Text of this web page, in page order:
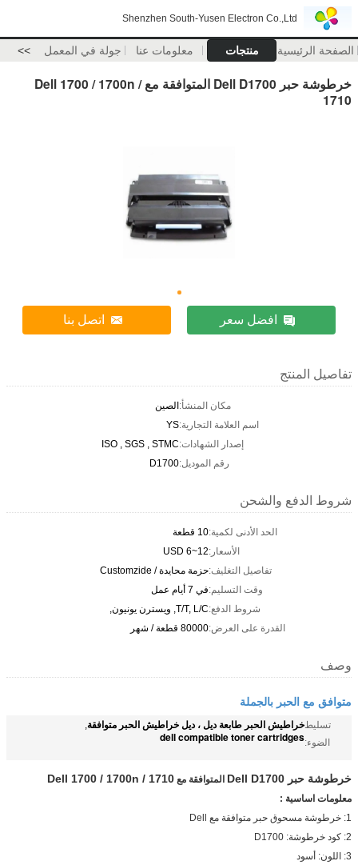
Shenzhen South-Yusen Electron Co.,Ltd
الصفحة الرئيسية منتجات معلومات عنا جولة في المعمل >>
خرطوشة حبر Dell D1700 المتوافقة مع Dell 1700 / 1700n /
1710
افضل سعر اتصل بنا
تفاصيل المنتج
مكان المنشأ:الصين
اسم العلامة التجارية:YS
إصدار الشهادات:ISO , SGS , STMC
رقم الموديل:D1700
شروط الدفع والشحن
الحد الأدنى لكمية:10 قطعة
الأسعار:USD 6~12
تفاصيل التغليف:حزمة محايدة / Customzide
وقت التسليم:في 7 أيام عمل
شروط الدفع:T/T, L/C, ويسترن يونيون,
القدرة على العرض:80000 قطعة / شهر
وصف
متوافق مع الحبر بالجملة
تسليط
الضوء:
خراطيش الحبر طابعة ديل ، ديل خراطيش الحبر متوافقة,
dell compatible toner cartridges
خرطوشة حبر Dell D1700 المتوافقة مع Dell 1700 / 1700n / 1710
معلومات اساسية :
1: خرطوشة مسحوق حبر متوافقة مع Dell
2: كود خرطوشة: D1700
3: اللون: أسود